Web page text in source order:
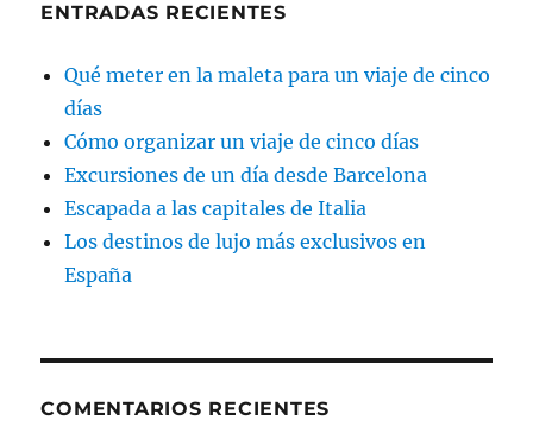
ENTRADAS RECIENTES
Qué meter en la maleta para un viaje de cinco
días
Cómo organizar un viaje de cinco días
Excursiones de un día desde Barcelona
Escapada a las capitales de Italia
Los destinos de lujo más exclusivos en
España
COMENTARIOS RECIENTES